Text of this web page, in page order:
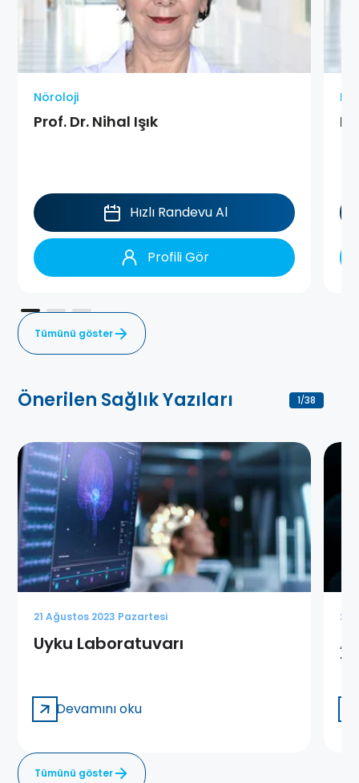
Nöroloji
Prof. Dr. Nihal Işık
Hızlı Randevu Al
Profili Gör
Tümünü göster
Önerilen Sağlık Yazıları 1/38
21 Ağustos 2023 Pazartesi
Uyku Laboratuvarı
Devamını oku
21
Tümünü göster